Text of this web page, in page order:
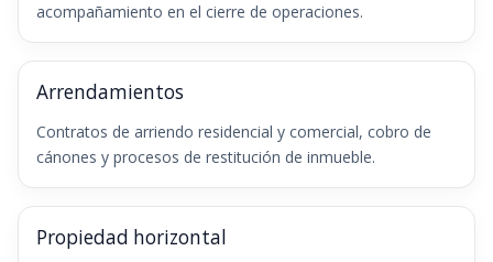
acompañamiento en el cierre de operaciones.
Arrendamientos
Contratos de arriendo residencial y comercial, cobro de
cánones y procesos de restitución de inmueble.
Propiedad horizontal